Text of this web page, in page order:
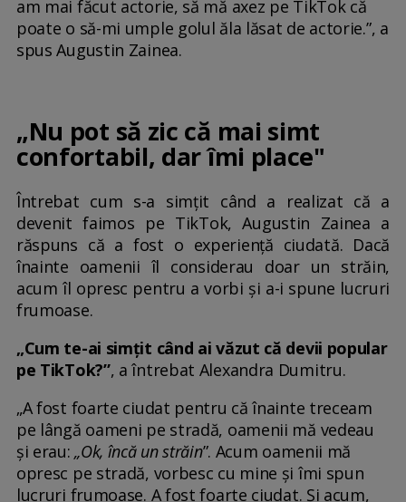
am mai făcut actorie, să mă axez pe TikTok că
poate o să-mi umple golul ăla lăsat de actorie.”, a
spus Augustin Zainea.
„Nu pot să zic că mai simt
confortabil, dar îmi place"
Întrebat cum s-a simțit când a realizat că a
devenit faimos pe TikTok, Augustin Zainea a
răspuns că a fost o experiență ciudată. Dacă
înainte oamenii îl considerau doar un străin,
acum îl opresc pentru a vorbi și a-i spune lucruri
frumoase.
„Cum te-ai simțit când ai văzut că devii popular
pe TikTok?”, a întrebat Alexandra Dumitru.
„A fost foarte ciudat pentru că înainte treceam
pe lângă oameni pe stradă, oamenii mă vedeau
și erau:„Ok, încă un străin”. Acum oamenii mă
opresc pe stradă, vorbesc cu mine și îmi spun
lucruri frumoase. A fost foarte ciudat. Și acum,